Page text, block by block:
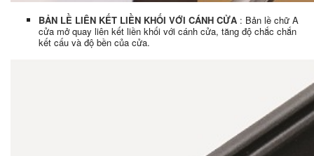
BẢN LỀ LIÊN KẾT LIỀN KHỐI VỚI CÁNH CỬA : Bản lề chữ A
cửa mở quay liên kết liền khối với cánh cửa, tăng độ chắc chắn
kết cấu và độ bền của cửa.